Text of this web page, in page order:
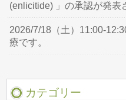
(enlicitide) 」の承認が発表
2026/7/18（土）11:00-
療です。
カテゴリー